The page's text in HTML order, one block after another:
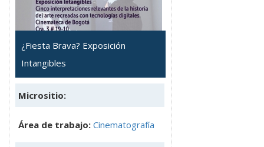
¿Fiesta Brava? Exposición
Intangibles
Micrositio:
Área de trabajo: Cinematografía